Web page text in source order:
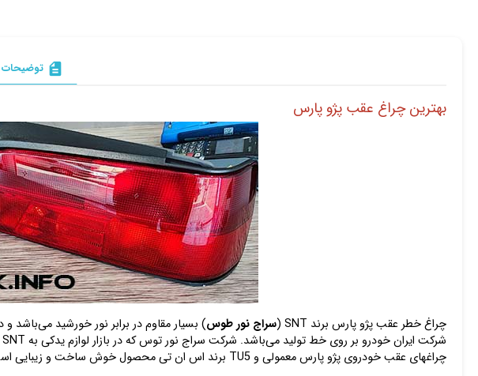
description توضیحات
بهترین چراغ عقب پژو پارس
چراغ خطر عقب پژو پارس برند SNT ( سراج نور طوس
چراغهای عقب خودروی پژو پارس معمولی و TU5 برند اس ان تی محصول خوش ساخت و زیبایی است که در صورت خرید از مزایای آن بهره‌مند خواهید شد.